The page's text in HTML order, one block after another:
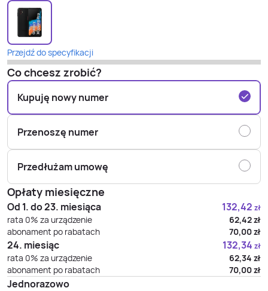
Przejdź do specyfikacji
Co chcesz zrobić?
Kupuję nowy numer
Przenoszę numer
Przedłużam umowę
Opłaty miesięczne
Od 1. do 23. miesiąca 132,42 zł
rata 0% za urządzenie 62,42zł
abonament po rabatach
70,00zł
24. miesiąc 132,34 zł
rata 0% za urządzenie 62,34 zł
abonament po rabatach
70,00zł
Jednorazowo